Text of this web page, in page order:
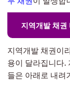
지역개발 채권
지역개발 채권이
용이 달라집니다.
들은 아래로 내려